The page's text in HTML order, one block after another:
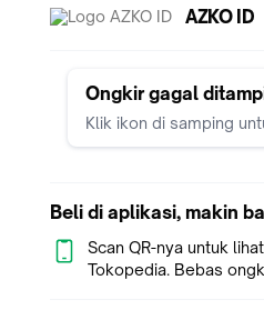
-Base notes : musk, amber,
Isi : 200 ml
Panjang : 8.1 cm
Tinggi : 12.9 cm
AZKO ID
Ongkir gagal
Klik ikon di samping
Beli di aplikasi, makin
Scan QR-nya untuk
Tokopedia. Bebas